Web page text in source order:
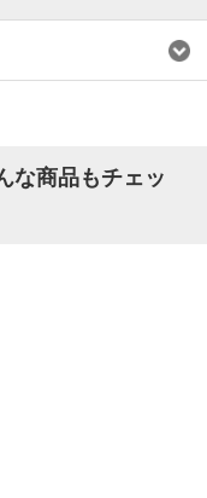
な商品もチェッ